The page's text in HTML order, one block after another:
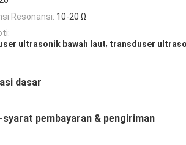
Resonansi: 10-20 Ω
ultrasonik bawah laut, transduser
dasar
pembayaran & pengiriman